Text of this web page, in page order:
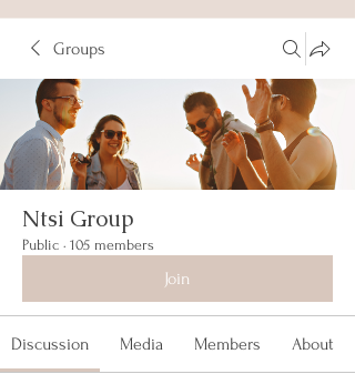
Groups
Ntsi Group
Public · 105 members
Join
Discussion Media Members About